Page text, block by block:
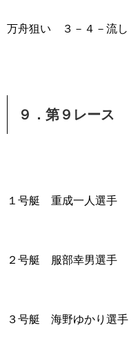
万舟狙い ３－４－流し
９．第９レース
１号艇 重成一人選手
２号艇 服部幸男選手
３号艇 海野ゆかり選手